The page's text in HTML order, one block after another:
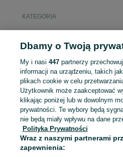
KATEGORIA
wynajem bus 9 osobowy
przyczepa kempingowa
Mapa kategorii
Mapa miejscowości
Mapa ministron
Dbamy o Twoją
My i nasi 447partnerzy
informacji na urządzeniu, takich
plikach cookie w celu
Użytkownik może zaakceptować
klikając poniżej lub w dowolnym
prywatności. Te wybory będą
nie będą miały wpływu na dane
Polityka Prywatności
Wraz z naszymi partnerami
zapewnienia: